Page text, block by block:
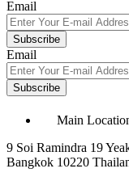
Email
Subscribe
Email
Subscribe
Main
9 Soi Ramindra 19
Bangkok 10220